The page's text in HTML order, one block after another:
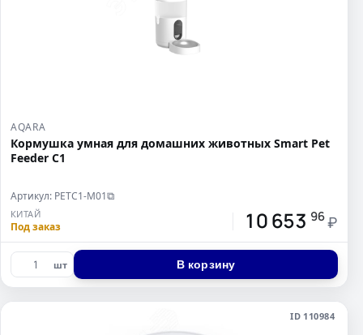
AQARA
Кормушка умная для домашних животных Smart Pet
Feeder C1
Артикул: PETC1-M01⧉
КИТАЙ
Под заказ 10 653 96 ₽
шт В корзину
ID 110984